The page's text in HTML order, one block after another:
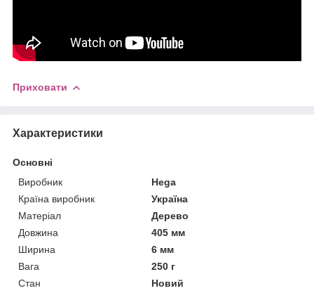
Приховати
Характеристики
Основні
Виробник
Hega
Країна виробник
Україна
Матеріал
Дерево
Довжина
405 мм
Ширина
6 мм
Вага
250 г
Стан
Новий